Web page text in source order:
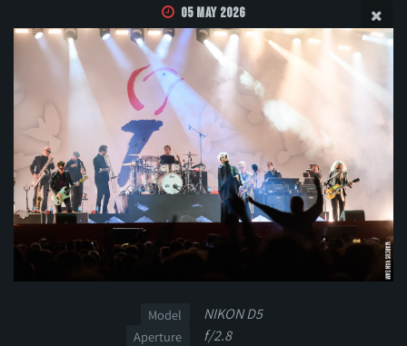
05 May 2026
Model NIKON D5
Aperture f/2.8